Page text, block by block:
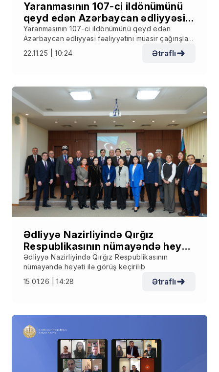
Yaranmasının 107-ci ildönümünü
qeyd edən Azərbaycan ədliyyəsi
fəaliyyətini müasir çağırışlara
uyğunlaşdırıb
Yaranmasının 107-ci ildönümünü qeyd edən
Azərbaycan ədliyyəsi fəaliyyətini müasir çağırışlara
uyğunlaşdırıb
22.11.25 | 10:24 Ətraflı
Ədliyyə Nazirliyində Qırğız
Respublikasının nümayəndə heyəti
ilə görüş keçirilib
Ədliyyə Nazirliyində Qırğız Respublikasının
nümayəndə heyəti ilə görüş keçirilib
15.01.26 | 14:28
Ətraflı